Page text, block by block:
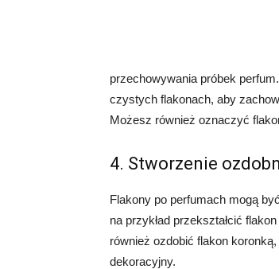
przechowywania próbek
czystych flakonach, aby
Możesz również oznaczyć
4. Stworzenie
Flakony po perfumach mogą
na przykład przekształcić
również ozdobić flakon
dekoracyjny.